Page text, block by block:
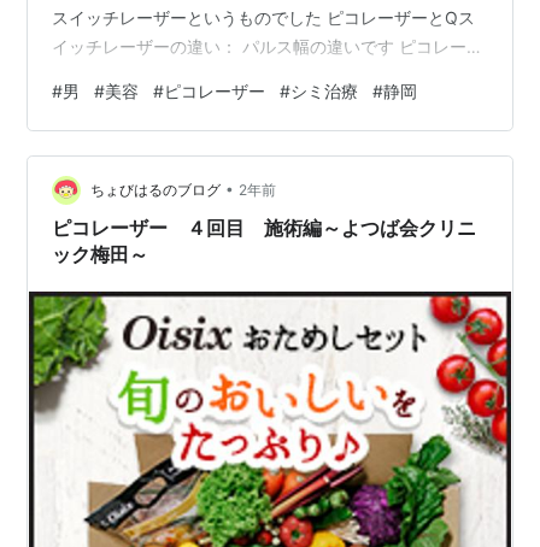
スイッチレーザーというものでした ピコレーザーとQス
イッチレーザーの違い： パルス幅の違いです ピコレーザ
シュアというマシンでは５５０から７５０ピコ秒（１兆
分の１秒）の間で調節可能のようです 一方の、Qスイッ
チレーザーでは（Qスイッチレーザーにもルビーレーザー
やYAGレーザーなど色々あるらしい）ナノ秒（１０億分
の１秒）単位の照射になります 効果の違いですが、どち
らもメラノソームというメ…
#男 #美容 #ピコレーザー #シミ治療 #静岡
ちょびはるのブログ • 2年前
ピコレーザー ４回目 施術編～よつば会クリニ
ック梅田～